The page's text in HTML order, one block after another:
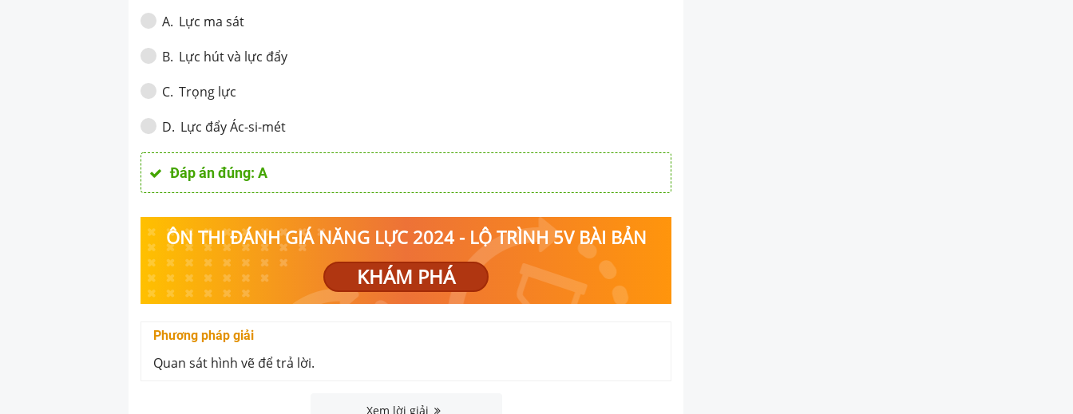
A. Lực ma sát
B. Lực hút và lực đẩy
C. Trọng lực
D. Lực đẩy Ác-si-mét
Đáp án đúng:A
ÔN THI ĐÁNH GIÁ NĂNG LỰC 2024 - LỘ TRÌNH 5V BÀI BẢN
KHÁM PHÁ
Phương pháp giải
Quan sát hình vẽ để trả lời.
Xem lời giải